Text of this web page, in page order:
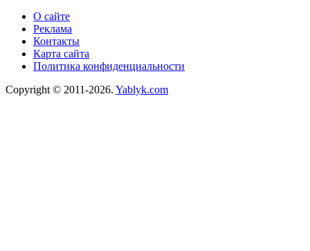
О сайте
Реклама
Контакты
Карта сайта
Политика конфиденциальности
Copyright © 2011-2026. Yablyk.сom